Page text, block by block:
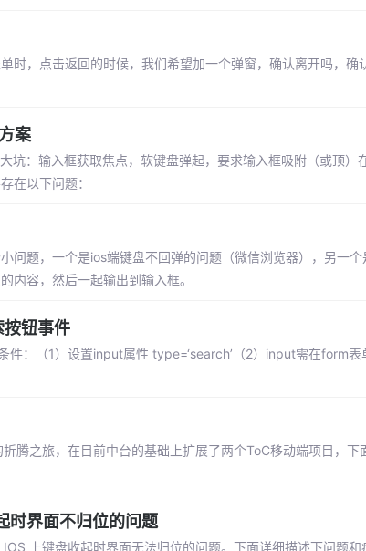
时，点击返回的时候，我们希望加一个弹窗，确认离开吗，
案
坑：输入框获取焦点，软键盘弹起，要求输入框吸附（或顶）
在以下问题：
问题，一个是ios端键盘不回弹的问题（微信浏览器），另一
内容，然后一起输出到输入框。
钮事件
件：（1）设置input属性 type=‘search’（2）input需在form表
腾之旅，在目前中台的基础上扩展了两个ToC移动端项目，
界面不归位的问题
上键盘收起时界面无法归位的问题。下面详细描述下问题